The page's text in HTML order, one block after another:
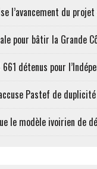
l’avancement du
pour bâtir la Grande
détenus pour
Pastef de duplicité
le modèle ivoirien de